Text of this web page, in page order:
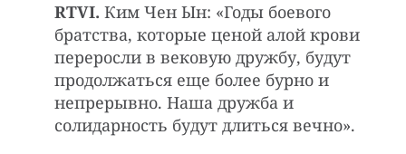
RTVI. Ким Чен Ын: «Годы боевого
братства, которые ценой алой крови
переросли в вековую дружбу, будут
продолжаться еще более бурно и
непрерывно. Наша дружба и
солидарность будут длиться вечно».